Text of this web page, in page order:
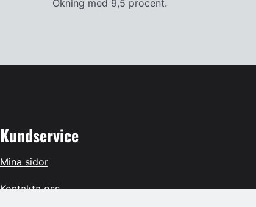
Ökning med 9,5 procent.
Kundservice
Mina sidor
Kontakta oss